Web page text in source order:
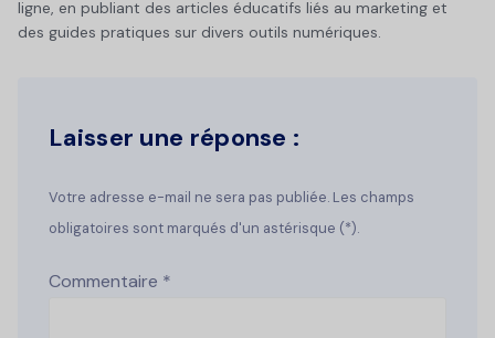
ligne, en publiant des articles éducatifs liés au marketing et
des guides pratiques sur divers outils numériques.
Laisser une réponse :
Votre adresse e-mail ne sera pas publiée. Les champs
obligatoires sont marqués d'un astérisque (*).
Commentaire *